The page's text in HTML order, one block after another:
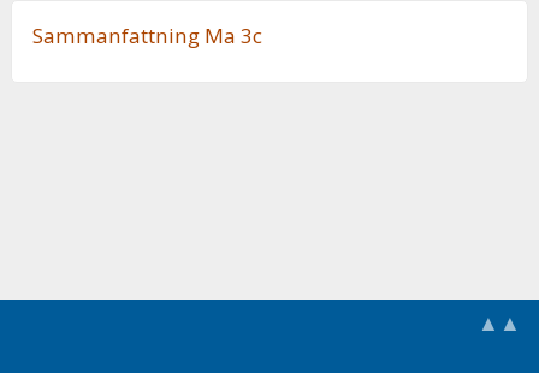
Sam­man­fatt­ning Ma 3c
▲▲